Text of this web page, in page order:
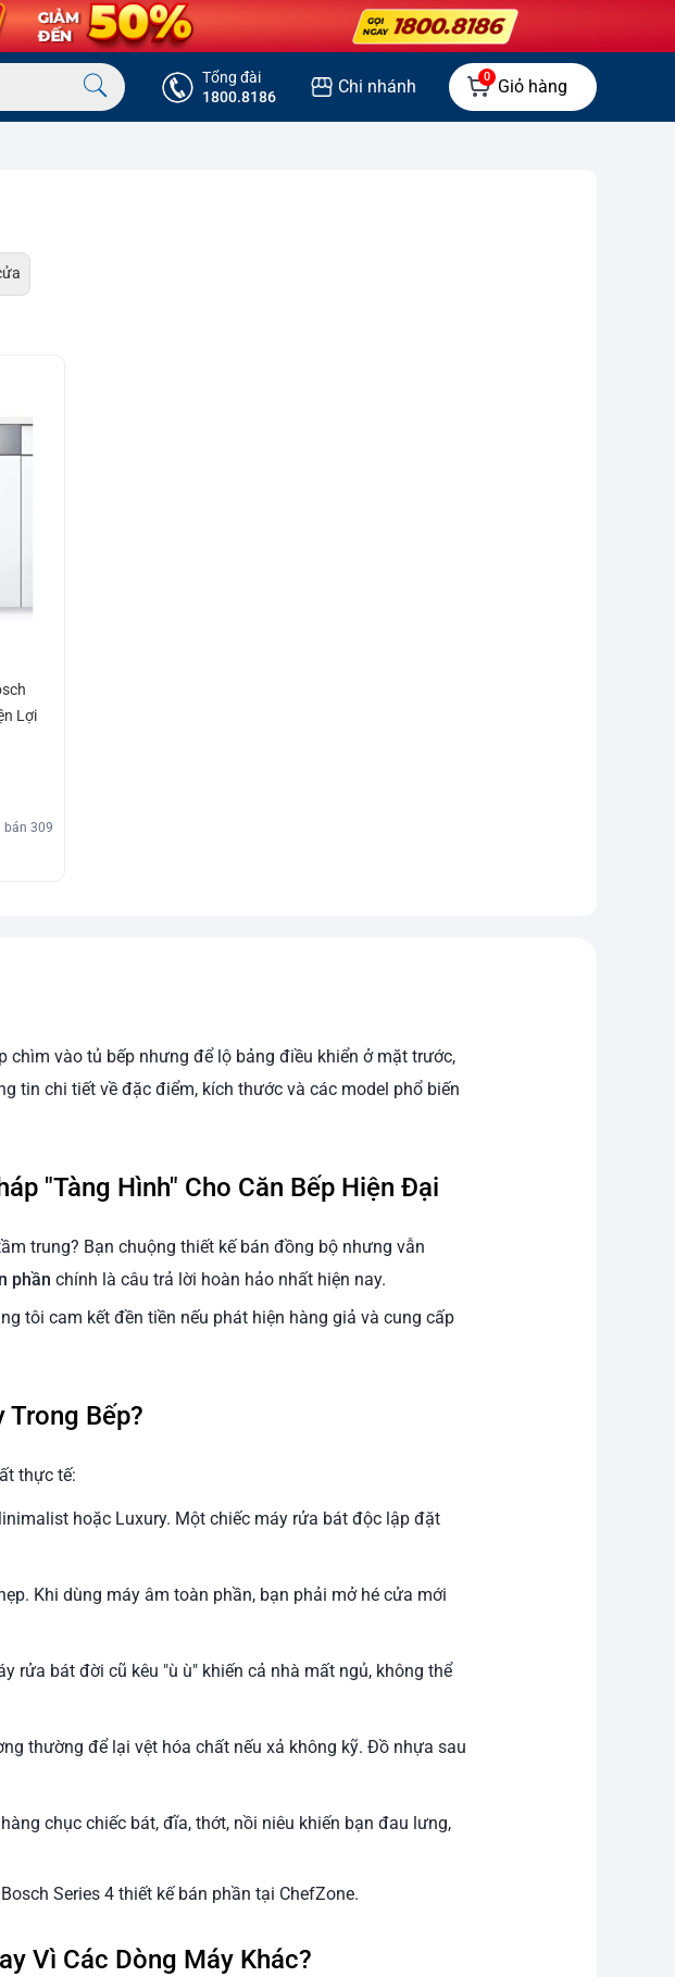
Tổng đài
1800.8186
Chi nhánh 0 Giỏ hàng
Lợi
bán 309
chìm vào tủ bếp nhưng để lộ bảng điều khiển ở mặt trước,
tin chi tiết về đặc điểm, kích thước và các model phổ biến
"Tàng Hình" Cho Căn Bếp Hiện Đại
trung? Bạn chuộng thiết kế bán đồng bộ nhưng vẫn
phần chính là câu trả lời hoàn hảo nhất hiện nay.
tôi cam kết đền tiền nếu phát hiện hàng giả và cung cấp
Trong Bếp?
thực tế:
hoặc Luxury. Một chiếc máy rửa bát độc lập đặt
Khi dùng máy âm toàn phần, bạn phải mở hé cửa mới
rửa bát đời cũ kêu "ù ù" khiến cả nhà mất ngủ, không thể
thường để lại vệt hóa chất nếu xả không kỹ. Đồ nhựa sau
chục chiếc bát, đĩa, thớt, nồi niêu khiến bạn đau lưng,
Series 4 thiết kế bán phần tại ChefZone.
Vì Các Dòng Máy Khác?